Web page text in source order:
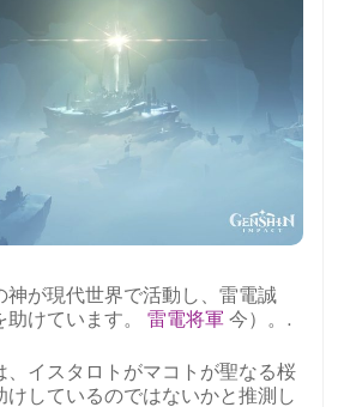
神が現代世界で活動し、雷電誠
助けています。 雷電将軍 今）。.
、イスタロトがマコトが聖なる桜
けしているのではないかと推測し